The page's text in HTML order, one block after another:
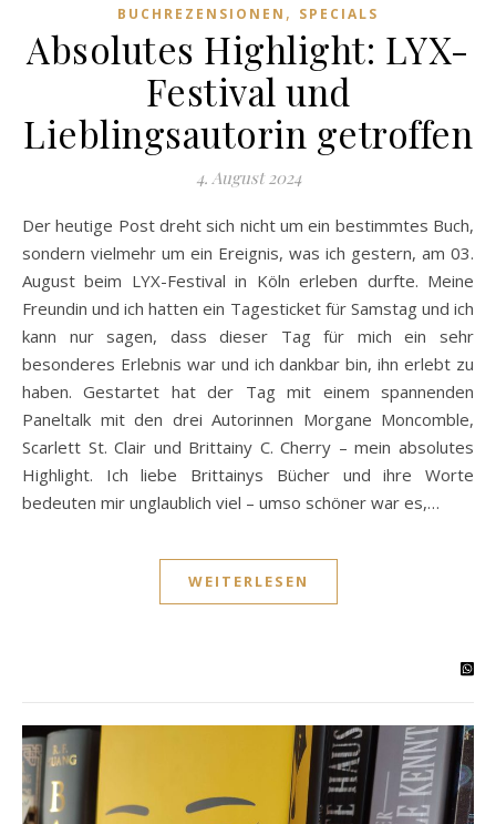
BUCHREZENSIONEN , SPECIALS
Absolutes Highlight: LYX-
Festival und
Lieblingsautorin getroffen
4. August 2024
Der heutige Post dreht sich nicht um ein bestimmtes Buch,
sondern vielmehr um ein Ereignis, was ich gestern, am 03.
August beim LYX-Festival in Köln erleben durfte. Meine
Freundin und ich hatten ein Tagesticket für Samstag und ich
kann nur sagen, dass dieser Tag für mich ein sehr
besonderes Erlebnis war und ich dankbar bin, ihn erlebt zu
haben. Gestartet hat der Tag mit einem spannenden
Paneltalk mit den drei Autorinnen Morgane Moncomble,
Scarlett St. Clair und Brittainy C. Cherry – mein absolutes
Highlight. Ich liebe Brittainys Bücher und ihre Worte
bedeuten mir unglaublich viel – umso schöner war es,…
WEITERLESEN